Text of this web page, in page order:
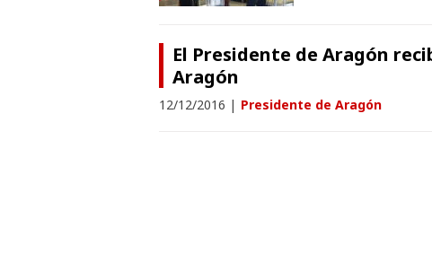
El Presidente de Aragón
Aragón
12/12/2016 | Presidente de Aragón